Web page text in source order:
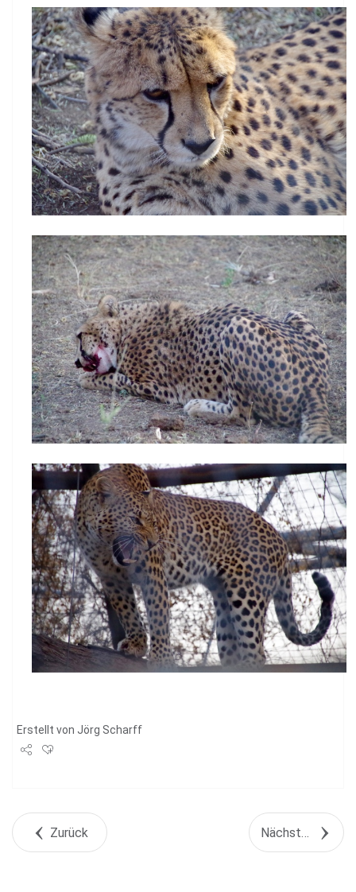
Erstellt von Jörg Scharff
+1Zurück Nächstes Objekt